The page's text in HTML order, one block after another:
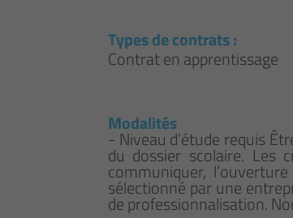
Types de contrats :
Contrat en apprentissage
Modalités
- Niveau d’étude requis
du dossier scolaire. Les
communiquer,
sélectionné par une
de professionnalisation.